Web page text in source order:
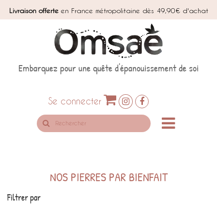
Livraison offerteen France métropolitaine dès 49,90€ d'achat
Embarquez pour une quête d'épanouissement de soi
Se connecter
NOS PIERRES PAR BIENFAIT
Filtrer par